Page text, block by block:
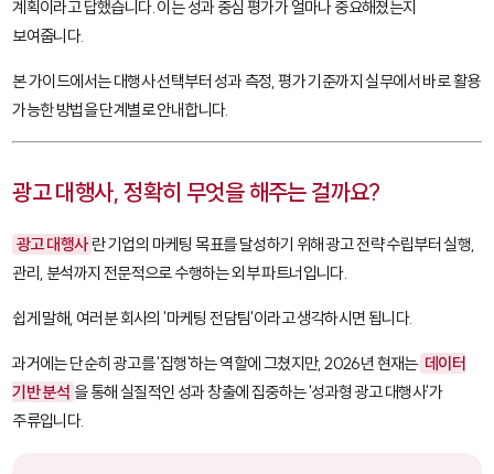
계획이라고 답했습니다. 이는 성과 중심 평가가 얼마나 중요해졌는지
보여줍니다.
본 가이드에서는 대행사 선택부터 성과 측정, 평가 기준까지 실무에서 바로 활용
가능한 방법을 단계별로 안내합니다.
광고 대행사, 정확히 무엇을 해주는 걸까요?
광고 대행사 란 기업의 마케팅 목표를 달성하기 위해 광고 전략 수립부터 실행,
관리, 분석까지 전문적으로 수행하는 외부 파트너입니다.
쉽게 말해, 여러분 회사의 '마케팅 전담팀'이라고 생각하시면 됩니다.
과거에는 단순히 광고를 '집행'하는 역할에 그쳤지만, 2026년 현재는 데이터
기반 분석 을 통해 실질적인 성과 창출에 집중하는 '성과형 광고 대행사'가
주류입니다.